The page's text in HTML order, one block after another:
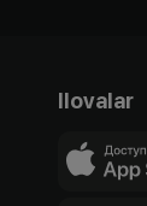
Ilovalar